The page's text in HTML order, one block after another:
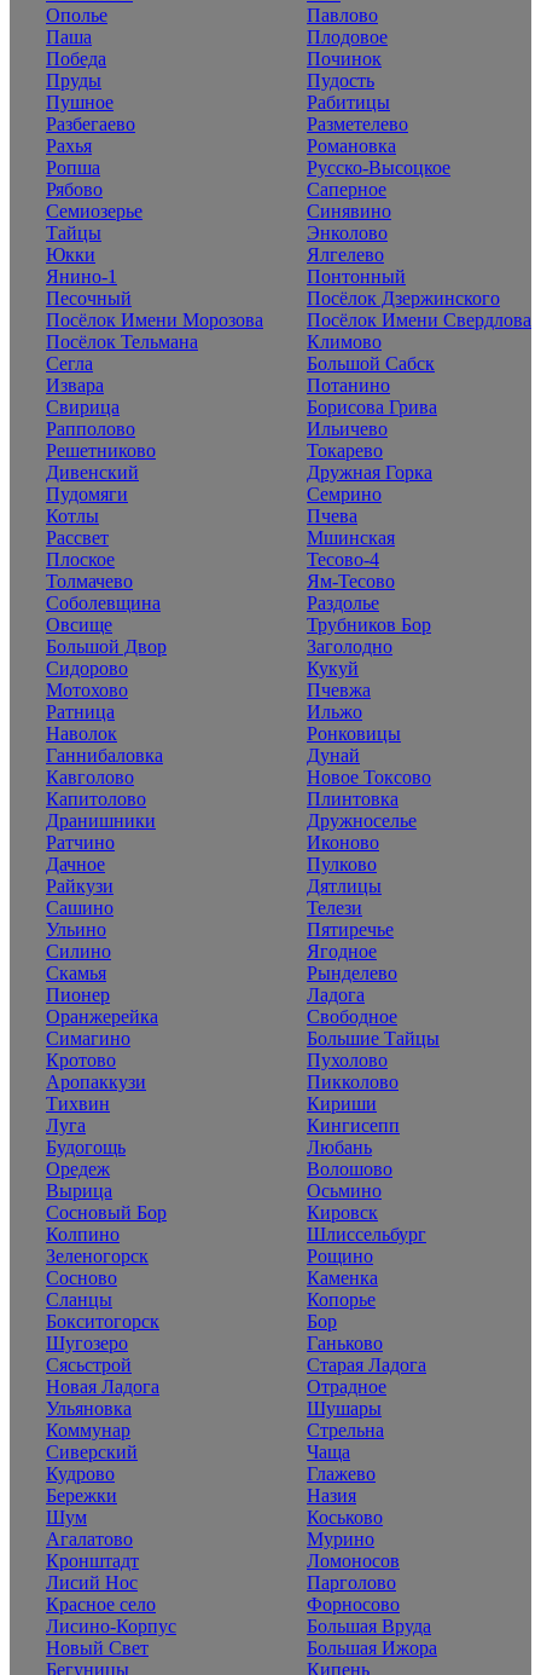
Ополье
Павлово
Паша
Плодовое
Победа
Починок
Пруды
Пудость
Пушное
Рабитицы
Разбегаево
Разметелево
Рахья
Романовка
Ропша
Русско-Высоцкое
Рябово
Саперное
Семиозерье
Синявино
Тайцы
Энколово
Юкки
Ялгелево
Янино-1
Понтонный
Песочный
Посёлок Дзержинского
Посёлок Имени Морозова
Посёлок Имени Свердлова
Посёлок Тельмана
Климово
Сегла
Большой Сабск
Извара
Потанино
Свирица
Борисова Грива
Рапполово
Ильичево
Решетниково
Токарево
Дивенский
Дружная Горка
Пудомяги
Семрино
Котлы
Пчева
Рассвет
Мшинская
Плоское
Тесово-4
Толмачево
Ям-Тесово
Соболевщина
Раздолье
Овсище
Трубников Бор
Большой Двор
Заголодно
Сидорово
Кукуй
Мотохово
Пчевжа
Ратница
Ильжо
Наволок
Ронковицы
Ганнибаловка
Дунай
Кавголово
Новое Токсово
Капитолово
Плинтовка
Дранишники
Дружноселье
Ратчино
Иконово
Дачное
Пулково
Райкузи
Дятлицы
Сашино
Телези
Ульино
Пятиречье
Силино
Ягодное
Скамья
Рынделево
Пионер
Ладога
Оранжерейка
Свободное
Симагино
Большие Тайцы
Кротово
Пухолово
Аропаккузи
Пикколово
Тихвин
Кириши
Луга
Кингисепп
Будогощь
Любань
Оредеж
Волошово
Вырица
Осьмино
Сосновый Бор
Кировск
Колпино
Шлиссельбург
Зеленогорск
Рощино
Сосново
Каменка
Сланцы
Копорье
Бокситогорск
Бор
Шугозеро
Ганьково
Сясьстрой
Старая Ладога
Новая Ладога
Отрадное
Ульяновка
Шушары
Коммунар
Стрельна
Сиверский
Чаща
Кудрово
Глажево
Бережки
Назия
Шум
Коськово
Агалатово
Мурино
Кронштадт
Ломоносов
Лисий Нос
Парголово
Красное село
Форносово
Лисино-Корпус
Большая Вруда
Новый Свет
Большая Ижора
Бегуницы
Кипень